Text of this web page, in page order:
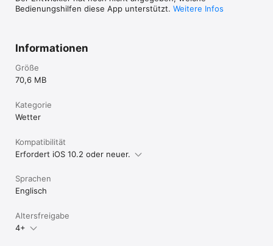
www.twitter.com/uvimate
https://uvimate.herokuapp.com
Read more about our privacy policy here:
https://uvimate.herokuapp.com/privacypolicy.htm
===========
DOWNLOAD UVI MATE FREE TODAY & STAY SAFE IN THE SUN!
===========
Bedienungshilfen diese App unterstützt. Weitere Infos
Informationen
Größe
70,6 MB
Kategorie
Wetter
Kompatibilität
Erfordert iOS 10.2 oder neuer.
Sprachen
Englisch
Altersfreigabe
4+